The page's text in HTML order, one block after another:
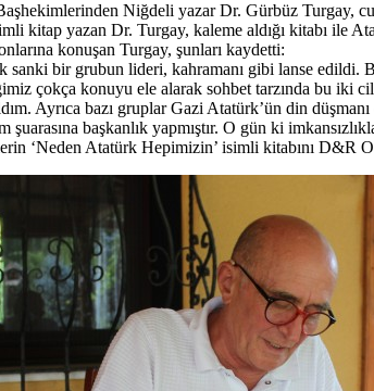
Niğdeli yazar Dr. Gürbüz Turgay,
kitap yazan Dr. Turgay, kaleme aldığı kitabı ile
konuşan Turgay, şunları kaydetti:
sanki bir grubun lideri, kahramanı gibi lanse edildi.
çokça konuyu ele alarak sohbet tarzında bu iki
Ayrıca bazı gruplar Gazi Atatürk’ün din
başkanlık yapmıştır. O gün ki
‘Neden Atatürk Hepimizin’ isimli kitabını D&R